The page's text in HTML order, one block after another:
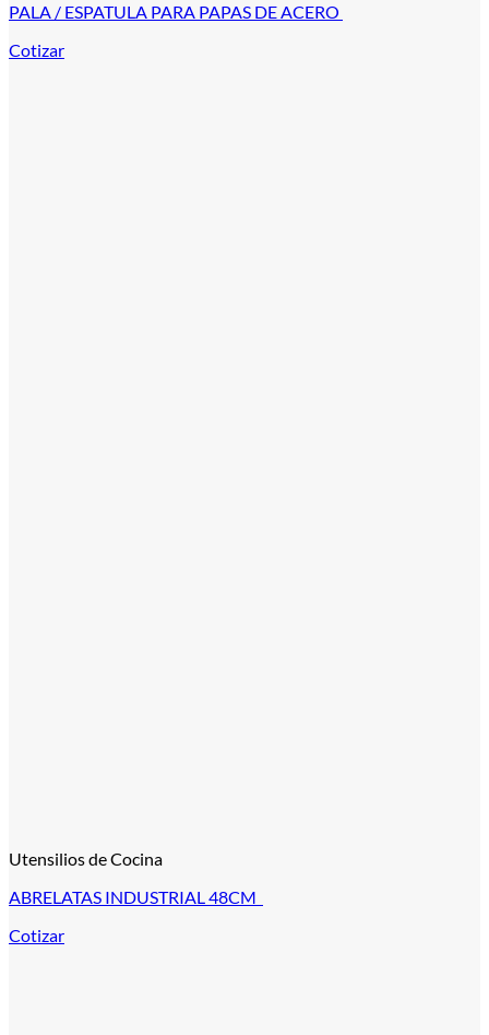
PALA / ESPATULA PARA PAPAS DE ACERO
Cotizar
Utensilios de Cocina
ABRELATAS INDUSTRIAL 48CM
Cotizar